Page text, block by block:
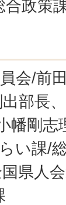
合政策
会/前
部長
幡剛
い課/
県人